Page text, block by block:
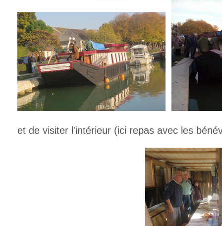
et de visiter l'intérieur (ici repas avec les